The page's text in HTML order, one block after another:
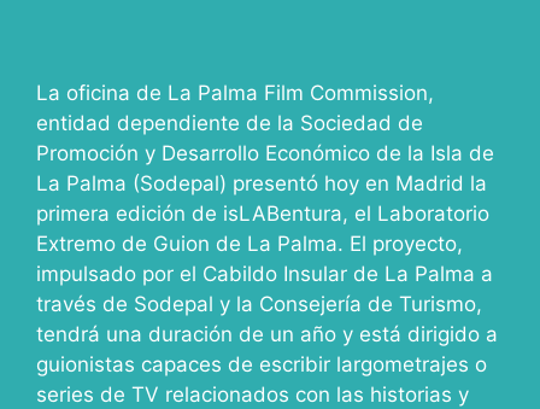
La oficina de La Palma Film Commission,
entidad dependiente de la Sociedad de
Promoción y Desarrollo Económico de la Isla de
La Palma (Sodepal) presentó hoy en Madrid la
primera edición de isLABentura, el Laboratorio
Extremo de Guion de La Palma. El proyecto,
impulsado por el Cabildo Insular de La Palma a
través de Sodepal y la Consejería de Turismo,
tendrá una duración de un año y está dirigido a
guionistas capaces de escribir largometrajes o
series de TV relacionados con las historias y